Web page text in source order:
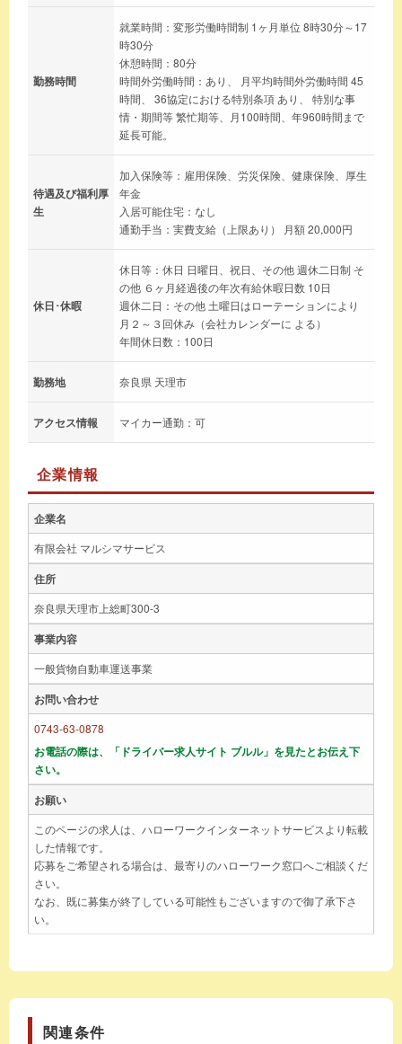
勤務時間
就業時間：変形労働時間制 1ヶ月単位 8時30分～17
時30分
休憩時間：80分
時間外労働時間：あり、 月平均時間外労働時間 45
時間、 36協定における特別条項 あり、 特別な事
情・期間等 繁忙期等、月100時間、年960時間まで
延長可能。
待遇及び福利厚
生
加入保険等：雇用保険、労災保険、健康保険、厚生
年金
入居可能住宅：なし
通勤手当：実費支給（上限あり） 月額 20,000円
休日･休暇
休日等：休日 日曜日、祝日、その他 週休二日制 そ
の他 ６ヶ月経過後の年次有給休暇日数 10日
週休二日：その他 土曜日はローテーションにより
月２～３回休み（会社カレンダーに よる）
年間休日数：100日
勤務地 奈良県 天理市
アクセス情報 マイカー通勤：可
企業情報
企業名
有限会社 マルシマサービス
住所
奈良県天理市上総町300-3
事業内容
一般貨物自動車運送事業
お問い合わせ
0743-63-0878
お電話の際は、「ドライバー求人サイト ブルル」を見たとお伝え下
さい。
お願い
このページの求人は、ハローワークインターネットサービスより転載
した情報です。
応募をご希望される場合は、最寄りのハローワーク窓口へご相談くだ
さい。
なお、既に募集が終了している可能性もございますので御了承下さ
い。
関連条件